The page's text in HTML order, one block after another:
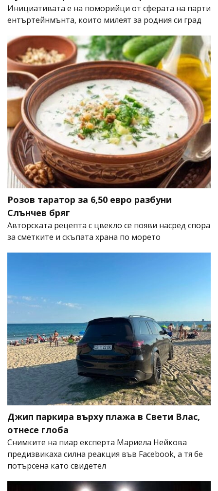
Инициативата е на поморийци от сферата на парти
ентъртейнмънта, които милеят за родния си град
Розов таратор за 6,50 евро разбуни
Слънчев бряг
Авторската рецепта с цвекло се появи насред спора
за сметките и скъпата храна по морето
Джип паркира върху плажа в Свети Влас,
отнесе глоба
Снимките на пиар експерта Мариела Нейкова
предизвикаха силна реакция във Facebook, а тя бе
потърсена като свидетел